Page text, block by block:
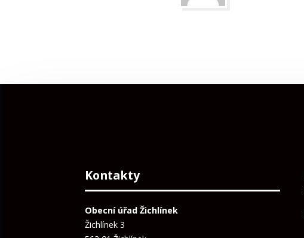
Kontakty
Obecní úřad Žichlínek
Žichlínek 3